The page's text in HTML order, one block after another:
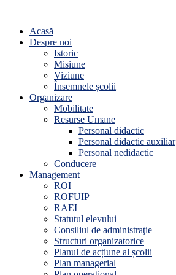
Acasă
Despre noi
Istoric
Misiune
Viziune
Însemnele școlii
Organizare
Mobilitate
Resurse Umane
Personal didactic
Personal didactic auxiliar
Personal nedidactic
Conducere
Management
ROI
ROFUIP
RAEI
Statutul elevului
Consiliul de administraţie
Structuri organizatorice
Planul de acțiune al școlii
Plan managerial